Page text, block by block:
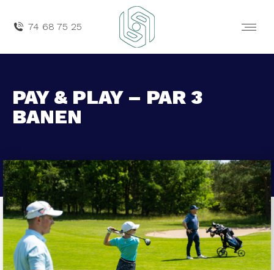
74 68 75 25
PAY & PLAY – PAR 3
BANEN